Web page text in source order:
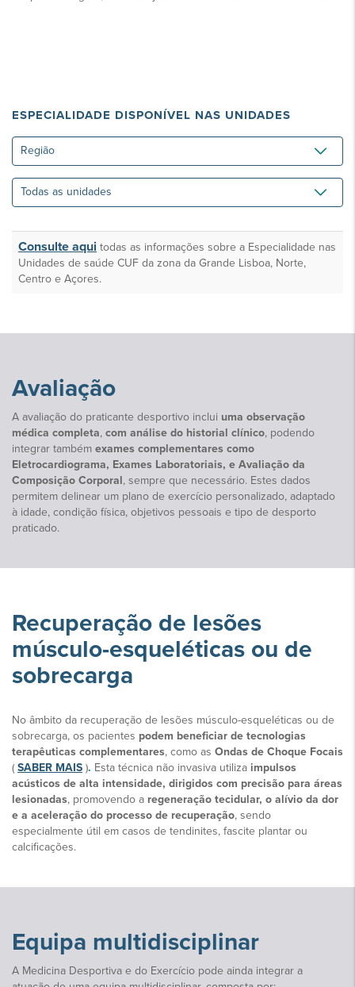
ESPECIALIDADE DISPONÍVEL NAS UNIDADES
Região
Todas
Consulte aqui todas as informações sobre a Especialidade nas
Unidades de saúde CUF da zona da Grande Lisboa, Norte,
Centro e Açores.
Avaliação
A avaliação do praticante desportivo inclui uma observação
médica completa, com análise do historial clínico, podendo
integrar também exames complementares como
Eletrocardiograma, Exames Laboratoriais, e Avaliação da
Composição Corporal, sempre que necessário. Estes dados
permitem delinear um plano de exercício personalizado, adaptado
à idade, condição física, objetivos pessoais e tipo de desporto
praticado.
Recuperação de lesões
músculo-esqueléticas ou de
sobrecarga
No âmbito da recuperação de lesões músculo-esqueléticas ou de
sobrecarga, os pacientes podem beneficiar de tecnologias
terapêuticas complementares, como as Ondas de Choque Focais
( SABER MAIS ). Esta técnica não invasiva utiliza impulsos
acústicos de alta intensidade, dirigidos com precisão para áreas
lesionadas, promovendo a regeneração tecidular, o alívio da dor
e a aceleração do processo de recuperação, sendo
especialmente útil em casos de tendinites, fascite plantar ou
calcificações.
Equipa multidisciplinar
A Medicina Desportiva e do Exercício pode ainda integrar a